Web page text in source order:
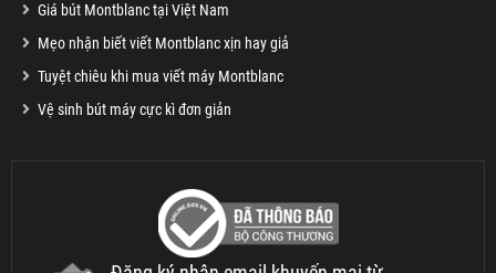
Giá bút Montblanc tại Việt Nam
Mẹo nhận biết viết Montblanc xịn hay giả
Tuyệt chiêu khi mua viết máy Montblanc
Vệ sinh bút máy cực kì đơn giản